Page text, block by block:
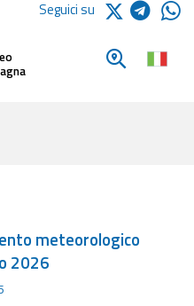
Seguici su
Cerca un
meteorologico
2026